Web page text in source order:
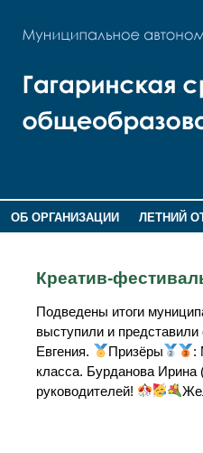
ОБ ОРГАНИЗАЦИИ ЛЕТНИЙ
Креатив-
Подведены итоги
выступили и представили
Евгения.
Призёры
:
класса. Бурданова
руководителей!